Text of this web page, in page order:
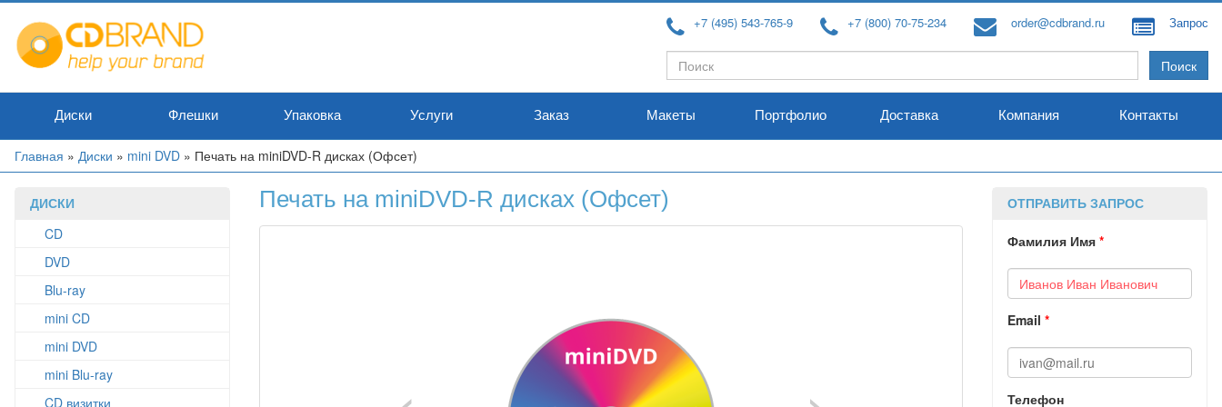
Перейти
основному
содержанию
+7 (495) 543-765-9 +7 (800) 70-75-234 order@cdbrand.ru Запрос
Форма
поиска
Поиск
Диски Флешки Упаковка Услуги Заказ Макеты Портфолио Доставка Компания Контакты
Вы
Главная » Диски » mini DVD » Печать на miniDVD-R дисках (Офсет)
ДИСКИ
CD
DVD
Blu-ray
mini CD
mini DVD
mini Blu-ray
CD визитки
Печать на miniDVD-R дисках (Офсет) ОТПРАВИТЬ ЗАПРОС
Фамилия Имя*
Email*
Телефон